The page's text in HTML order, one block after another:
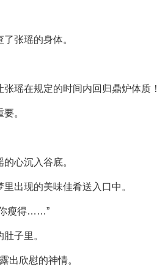
张瑶的身体。
瑶在规定的时间内回归鼎炉体质！
。
心沉入谷底。
出现的美味佳肴送入口中。
你瘦得……”
子里。
出欣慰的神情。